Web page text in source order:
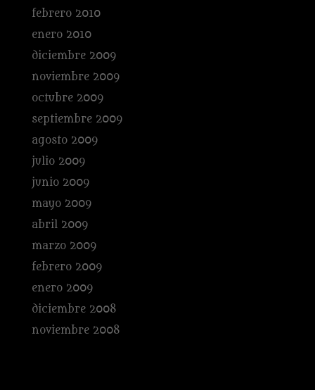
febrero 2010
enero 2010
diciembre 2009
noviembre 2009
octubre 2009
septiembre 2009
agosto 2009
julio 2009
junio 2009
mayo 2009
abril 2009
marzo 2009
febrero 2009
enero 2009
diciembre 2008
noviembre 2008